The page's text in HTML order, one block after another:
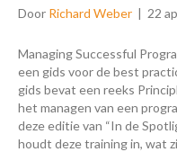
Door Richard Weber | 22
Managing Successful
een gids voor de best
gids bevat een reeks
het managen van een
deze editie van “In de
houdt deze training in, wat